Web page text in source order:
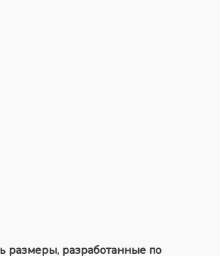
размеры, разработанные по